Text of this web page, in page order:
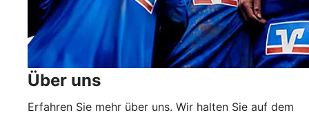
Über uns
Erfahren Sie mehr über uns. Wir halten Sie auf dem